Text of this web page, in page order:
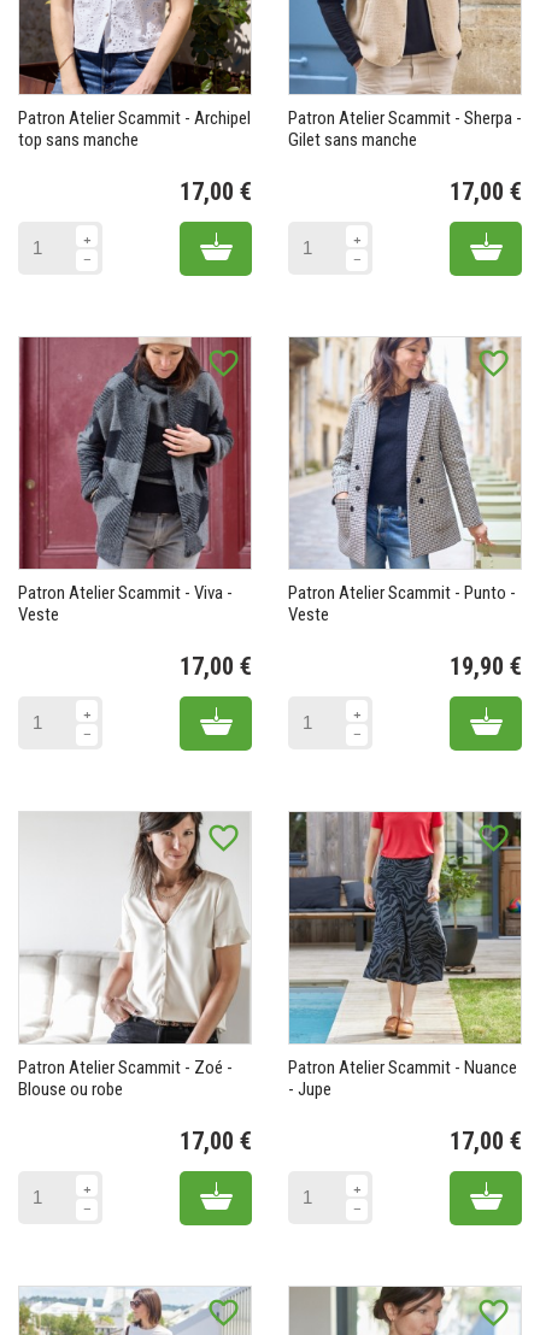
Patron Atelier Scammit - Archipel
top sans manche
17,00 €
Add to cart
Patron Atelier Scammit - Sherpa -
Gilet sans manche
17,00 €
Add
favorite_border
Patron Atelier Scammit - Viva -
Veste
17,00 €
Add to cart
favorite_border
Patron Atelier Scammit - Punto -
Veste
19,90 €
Add
favorite_border
Patron Atelier Scammit - Zoé -
Blouse ou robe
17,00 €
Add to cart
favorite_border
Patron Atelier Scammit - Nuance
- Jupe
17,00 €
Add
favorite_border favorite_border